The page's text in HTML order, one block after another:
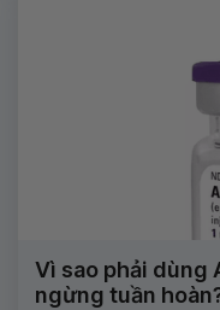
Vì sao phải dùng
ngừng tuần